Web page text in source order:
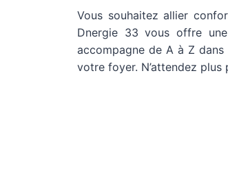
Vous souhaitez allier
Dnergie 33 vous offre
accompagne de A à Z
votre foyer. N’attendez